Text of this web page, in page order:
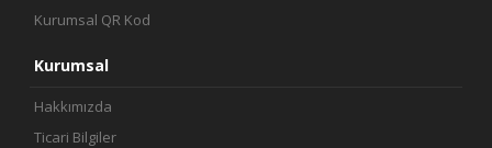
Kurumsal QR Kod
Kurumsal
Hakkımızda
Ticari Bilgiler